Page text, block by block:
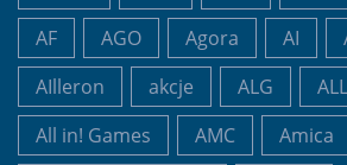
AF
AGO Agora AI
AIlleron
akcje ALG
ALL
All in! Games
AMC
Amica